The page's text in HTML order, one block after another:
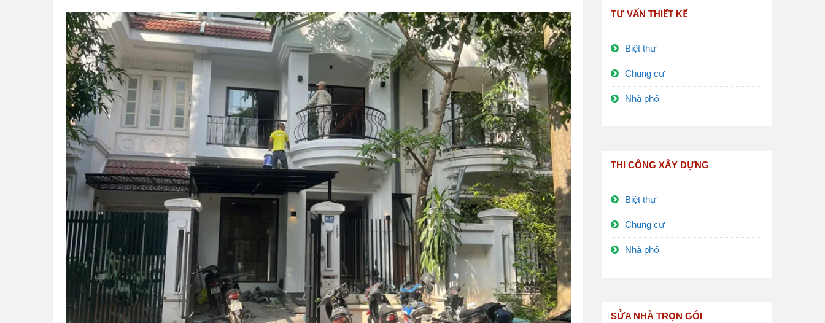
TƯ VẤN THIẾT KẾ
Biệt thự
Chung cư
Nhà phố
THI CÔNG XÂY DỰNG
Biệt thự
Chung cư
Nhà phố
SỬA NHÀ TRỌN GÓI